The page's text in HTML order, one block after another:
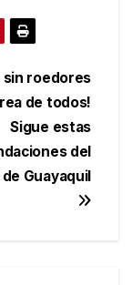
sin roedores
de todos!
Sigue estas
del
Guayaquil